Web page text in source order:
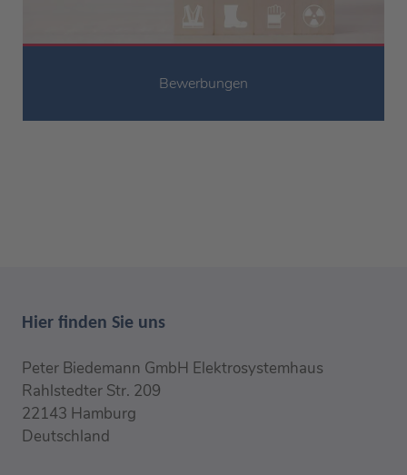
Bewerbungen
Hier finden Sie uns
Peter Biedemann GmbH Elektrosystemhaus
Rahlstedter Str. 209
22143 Hamburg
Deutschland